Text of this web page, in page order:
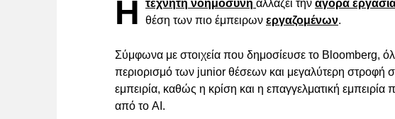
Η τεχνητή νοημοσύνη αλλάζει την αγορά
θέση των πιο έμπειρων εργαζομένων.
Σύμφωνα με στοιχεία που δημοσίευσε το Bloomberg, όλο
περιορισμό των junior θέσεων και μεγαλύτερη στροφή
εμπειρία, καθώς η κρίση και η επαγγελματική
από το AI.